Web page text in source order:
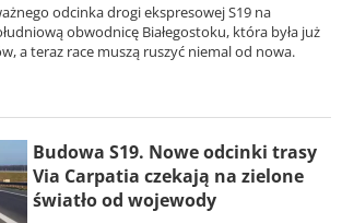
odcinka drogi ekspresowej S19 na
obwodnicę Białegostoku, która była już
a teraz race muszą ruszyć niemal od nowa.
Budowa S19. Nowe odcinki trasy
Via Carpatia czekają na zielone
światło od wojewody